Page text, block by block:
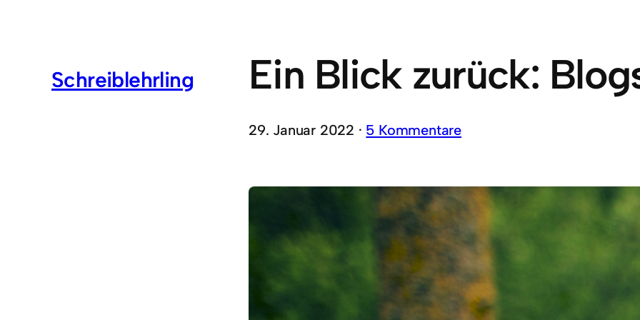
Schreiblehrling Ein Blick zurück:
29. Januar 2022 · 5 Kommentare